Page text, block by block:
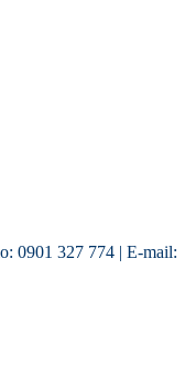
0901 327 774 | E-mail: